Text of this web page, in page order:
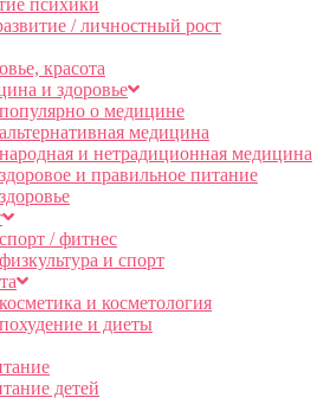
психики
/ личностный рост
красота
и здоровье
популярно о медицине
альтернативная медицина
народная и нетрадиционная медицина
здоровое и правильное питание
здоровье
спорт / фитнес
физкультура и спорт
косметика и косметология
похудение и диеты
детей